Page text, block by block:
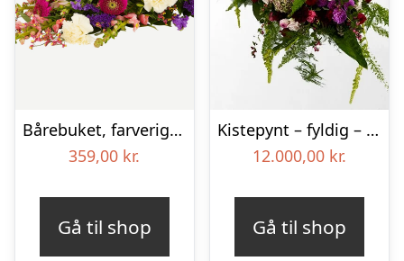
Bårebuket, farverig (Floristens kreative valg)
359,00 kr.
Gå til shop
Kistepynt – fyldig – Blomster til begravelse
12.000,00 kr.
Gå til shop